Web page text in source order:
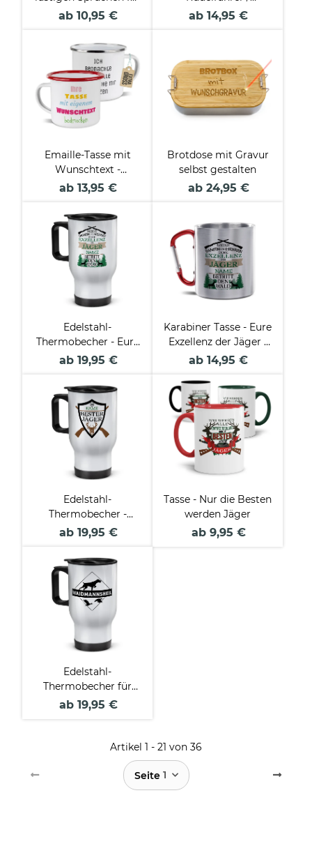
Dackelfans
ab 10,95 €
Rudelführerin
ab 14,95 €
Emaille-Tasse mit
Wunschtext -
verschiedene Größen
ab 13,95 €
Brotdose mit Gravur
selbst gestalten
ab 24,95 €
Edelstahl-
Thermobecher - Eure
Exzellenz der Jäger -
personalisierbar
ab 19,95 €
Karabiner Tasse - Eure
Exzellenz der Jäger -
mit Name
ab 14,95 €
Edelstahl-
Thermobecher -
Bester Jäger Wappen
personalisierbar
ab 19,95 €
Tasse - Nur die Besten
werden Jäger
ab 9,95 €
Edelstahl-
Thermobecher für
Jäger -
ab 19,95 €
Artikel 1 - 21 von 36
Seite 1